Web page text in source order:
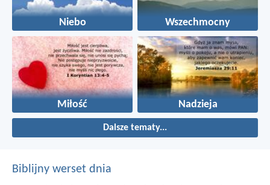
Niebo Wszechmocny
Miłość Nadzieja
Dalsze tematy...
Biblijny werset dnia